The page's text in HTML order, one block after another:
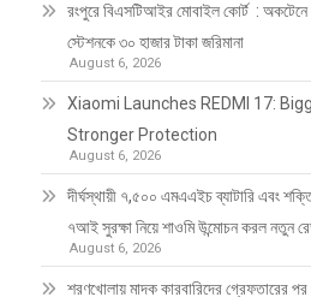
রংপুরে বিএসটিআইর মোবাইল কোর্ট : অকটেনে
স্টেশনকে ৩০ হাজার টাকা জরিমানা
August 6, 2026
Xiaomi Launches REDMI 17:
Stronger Protection
August 6, 2026
দীর্ঘস্থায়ী ৭,৫০০ এমএএইচ ব্যাটারি এবং
৭আই সুরক্ষা নিয়ে শাওমি উন্মোচন করল নতুন
August 6, 2026
শরণখোলায় মাদক কারবারিদের গ্রেফতারের